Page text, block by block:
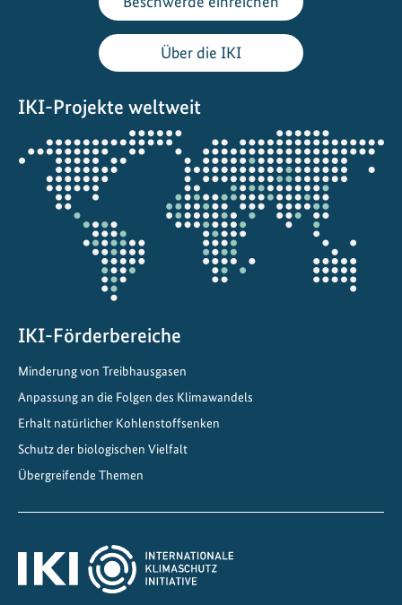
Über die IKI
IKI-Projekte weltweit
Öffnet
die
Projektkarte
IKI-Förderbereiche
Minderung von Treibhausgasen
Anpassung an die Folgen des Klimawandels
Erhalt natürlicher Kohlenstoffsenken
Schutz der biologischen Vielfalt
Übergreifende Themen